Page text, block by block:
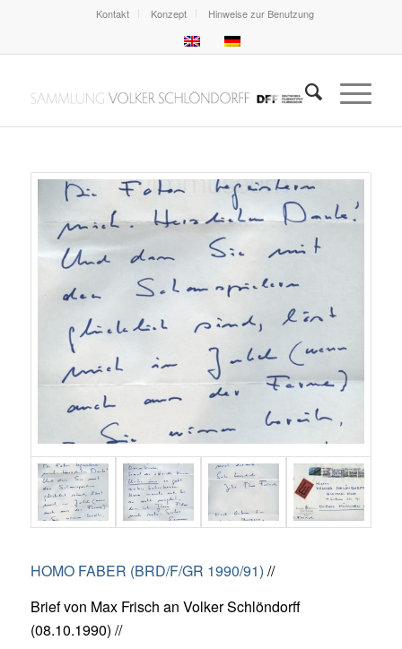
Kontakt Konzept Hinweise zur Benutzung
HOMO FABER (BRD/F/GR 1990/91) //
Brief von Max Frisch an Volker Schlöndorff
(08.10.1990) //